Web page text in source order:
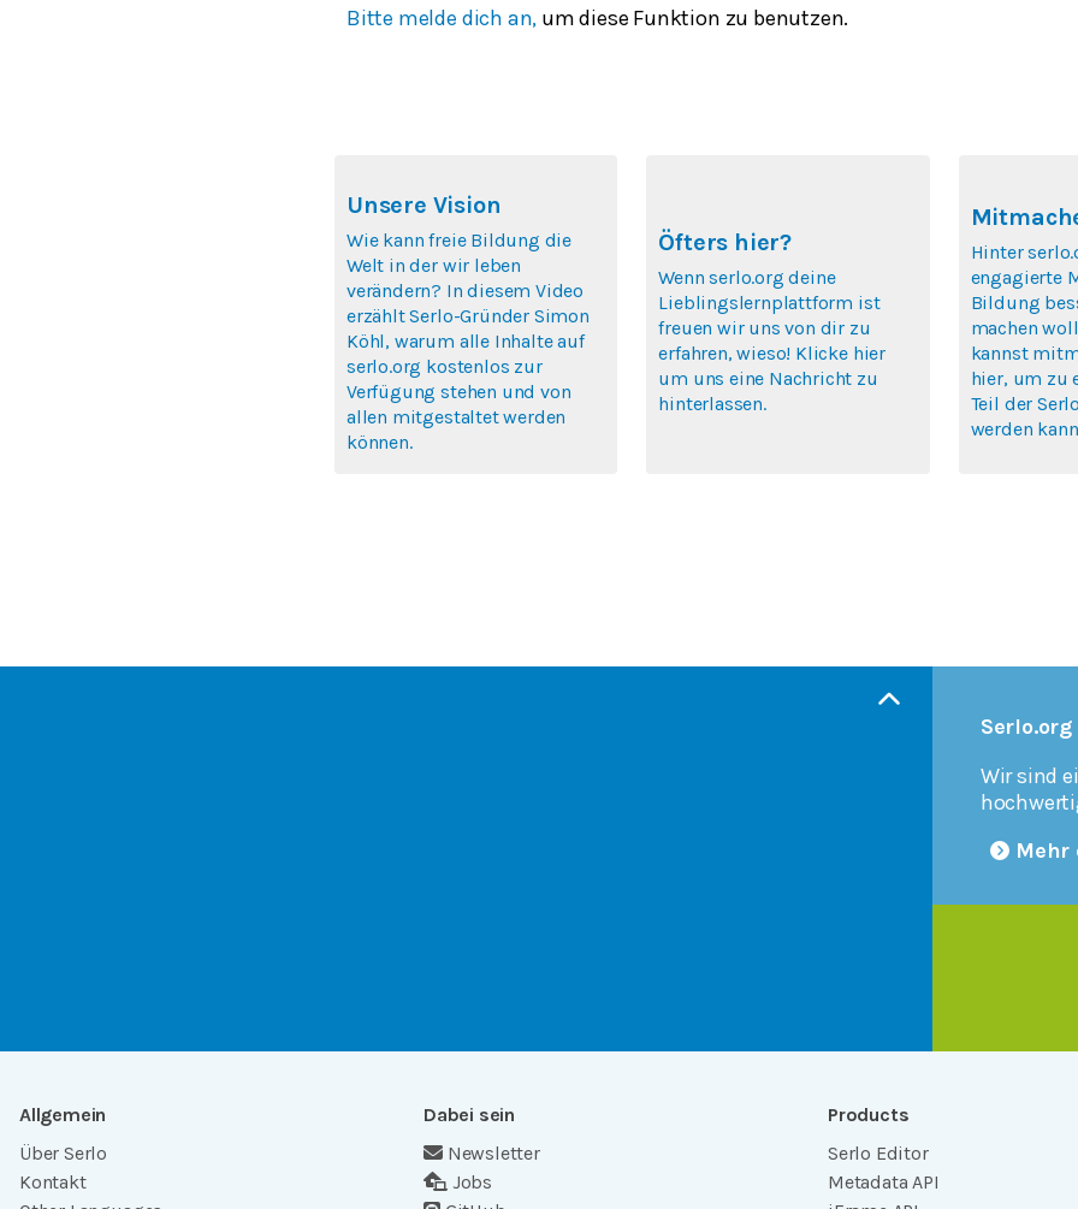
Bitte melde dich an, um diese Funktion zu benutzen.
Unsere Vision
Wie kann freie Bildung die
Welt in der wir leben
verändern? In diesem Video
erzählt Serlo-Gründer Simon
Köhl, warum alle Inhalte auf
serlo.org kostenlos zur
Verfügung stehen und von
allen mitgestaltet werden
können.
Öfters hier?
Wenn serlo.org deine
Lieblingslernplattform ist
freuen wir uns von dir zu
erfahren, wieso! Klicke hier
um uns eine Nachricht zu
hinterlassen.
Hinter
engagierte
Bildung
machen
kannst
hier, um zu
Teil der
werden
Wir sind
Mehr
Allgemein
Über Serlo
Kontakt
Dabei sein
Newsletter
Jobs
Products
Serlo Editor
Metadata API